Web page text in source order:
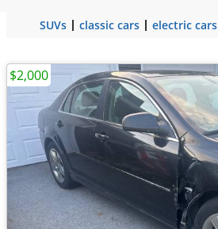
SUVs classic cars electric cars
$2,000